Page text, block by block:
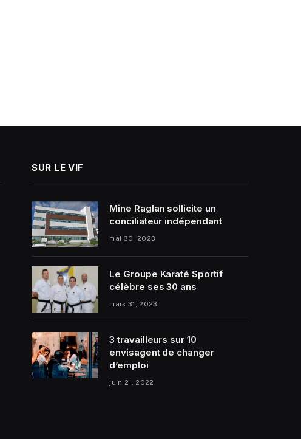
SUR LE VIF
Mine Raglan sollicite un
conciliateur indépendant
mai 30, 2023
Le Groupe Karaté Sportif
célèbre ses 30 ans
mars 31, 2023
3 travailleurs sur 10
envisagent de changer
d’emploi
juin 21, 2022